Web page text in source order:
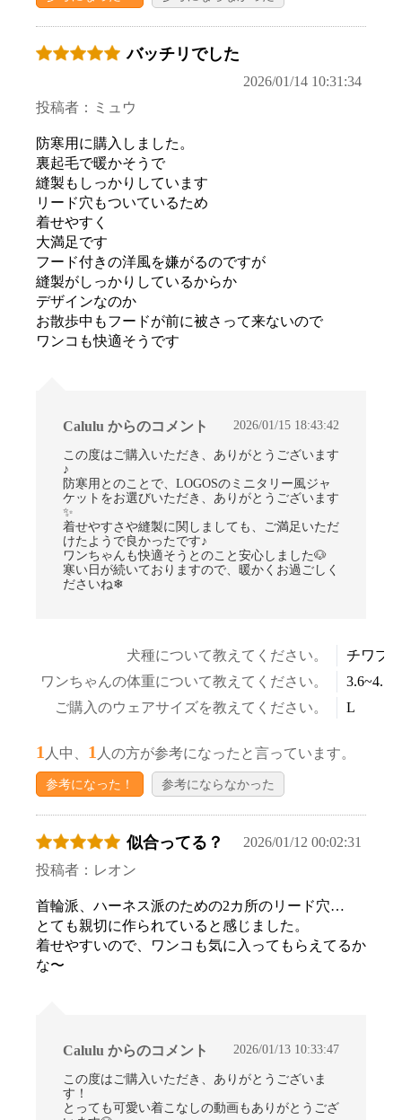
バッチリでした
2026/01/14 10:31:34
投稿者：ミュウ
防寒用に購入しました。
裏起毛で暖かそうで
縫製もしっかりしています
リード穴もついているため
着せやすく
大満足です
フード付きの洋風を嫌がるのですが
縫製がしっかりしているからか
デザインなのか
お散歩中もフードが前に被さって来ないので
ワンコも快適そうです
Calulu からのコメント 2026/01/15 18:43:42
この度はご購入いただき、ありがとうございます
♪
防寒用とのことで、LOGOSのミニタリー風ジャ
ケットをお選びいただき、ありがとうございます
✨
着せやすさや縫製に関しましても、ご満足いただ
けたようで良かったです♪
ワンちゃんも快適そうとのこと安心しました🐶
寒い日が続いておりますので、暖かくお過ごしく
ださいね❄
犬種について教えてください。
チワプ
ワンちゃんの体重について教えてください。
ご購入のウェアサイズを教えてください。
L
1 人中、 1 人の方が参考になったと言っています。
参考になった！ 参考にならなかった
似合ってる？
2026/01/12 00:02:31
投稿者：レオン
首輪派、ハーネス派のための2カ所のリード穴…
とても親切に作られていると感じました。
着せやすいので、ワンコも気に入ってもらえてるか
な〜
Calulu からのコメント 2026/01/13 10:33:47
この度はご購入いただき、ありがとうございま
す！
とっても可愛い着こなしの動画もありがとうござ